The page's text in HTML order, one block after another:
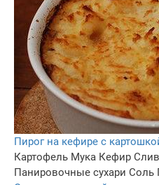
Пирог на кефире с
Картофель Мука Кефир
Панировочные сухари Соль